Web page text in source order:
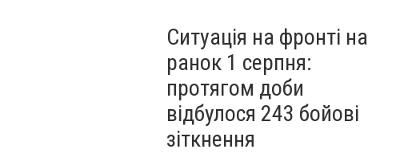
Ситуація на фронті на
ранок 1 серпня:
протягом доби
відбулося 243 бойові
зіткнення